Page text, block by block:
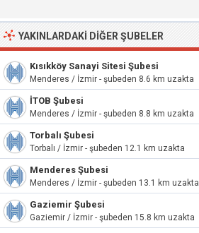
YAKINLARDAKI DIĞER ŞUBELER
Kısıkköy Sanayi Sitesi Şubesi
Menderes / İzmir - şubeden 8.6 km uzakta
İTOB Şubesi
Menderes / İzmir - şubeden 8.8 km uzakta
Torbalı Şubesi
Torbalı / İzmir - şubeden 12.1 km uzakta
Menderes Şubesi
Menderes / İzmir - şubeden 13.1 km uzakta
Gaziemir Şubesi
Gaziemir / İzmir - şubeden 15.8 km uzakta